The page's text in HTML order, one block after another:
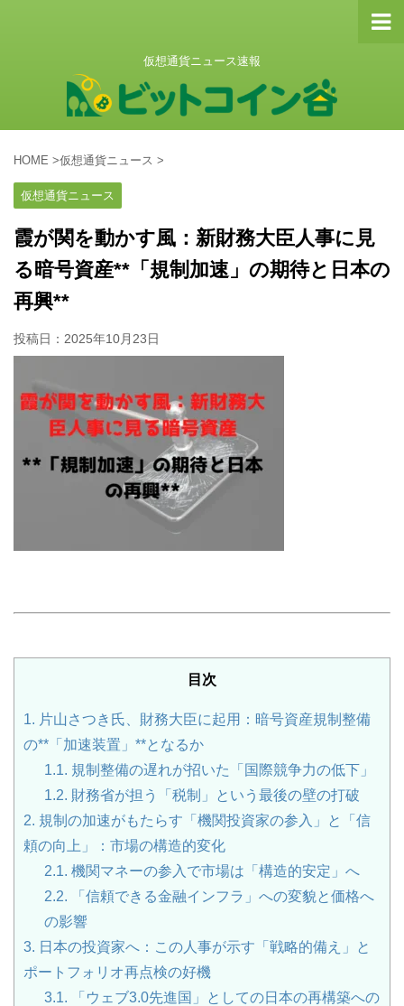
仮想通貨ニュース速報
HOME >仮想通貨ニュース >
仮想通貨ニュース
霞が関を動かす風：新財務大臣人事に見
る暗号資産**「規制加速」の期待と日本の
再興**
投稿日： 2025年10月23日
目次
1. 片山さつき氏、財務大臣に起用：暗号資産規制整備
の**「加速装置」**となるか
1.1. 規制整備の遅れが招いた「国際競争力の低下」
1.2. 財務省が担う「税制」という最後の壁の打破
2. 規制の加速がもたらす「機関投資家の参入」と「信
頼の向上」：市場の構造的変化
2.1. 機関マネーの参入で市場は「構造的安定」へ
2.2. 「信頼できる金融インフラ」への変貌と価格へ
の影響
3. 日本の投資家へ：この人事が示す「戦略的備え」と
ポートフォリオ再点検の好機
3.1. 「ウェブ3.0先進国」としての日本の再構築への